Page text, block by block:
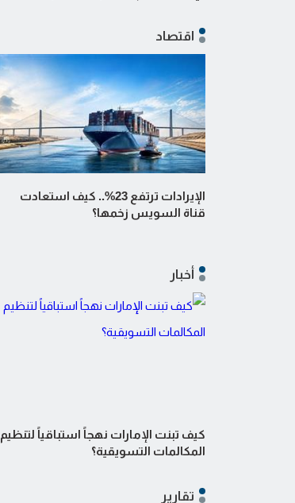
اقتصاد
الإيرادات ترتفع 23%.. كيف استعادت
قناة السويس زخمها؟
أخبار
كيف تبنت الإمارات نهجاً استباقياً لتنظيم
المكالمات التسويقية؟
تقارير